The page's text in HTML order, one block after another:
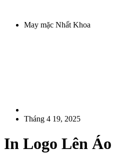
May mặc Nhất Khoa
Tháng 4 19, 2025
In Logo Lên